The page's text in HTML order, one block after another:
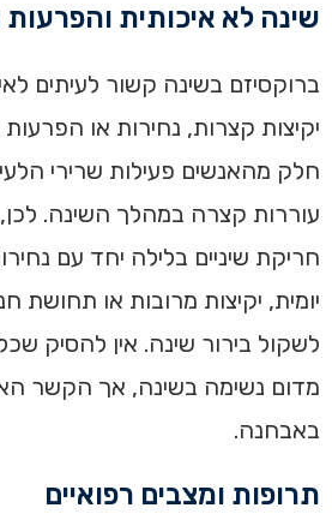
שינה לא איכותית
ברוקסיזם בשינה קשור לעיתים
יקיצות קצרות, נחירות או
חלק מהאנשים פעילות שרירי
עוררות קצרה במהלך השינה.
חריקת שיניים בלילה יחד עם
יומית, יקיצות מרובות או תחושת
לשקול בירור שינה. אין להסיק
מדום נשימה בשינה, אך הקשר
באבחנה.
תרופות ומצבים רפואיים